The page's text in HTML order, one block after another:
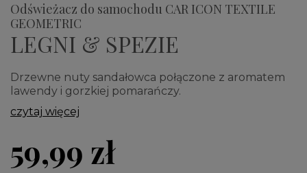
Odświeżacz do samochodu CAR ICON TEXTILE
GEOMETRIC
LEGNI & SPEZIE
Drzewne nuty sandałowca połączone z aromatem
lawendy i gorzkiej pomarańczy.
czytaj więcej
59,99 zł